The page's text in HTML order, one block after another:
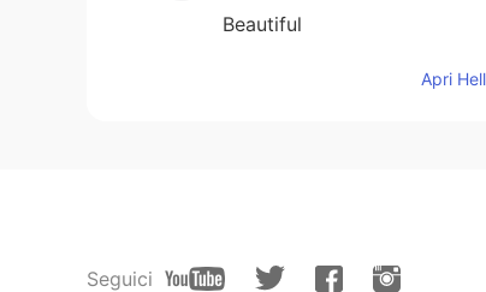
Beautiful
Apri
Seguici